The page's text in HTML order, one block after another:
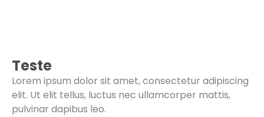
Teste
Lorem ipsum dolor sit amet, consectetur adipiscing
elit. Ut elit tellus, luctus nec ullamcorper mattis,
pulvinar dapibus leo.